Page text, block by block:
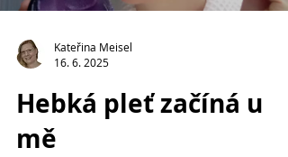
Kateřina Meisel
16. 6. 2025
Hebká pleť začíná u
mě